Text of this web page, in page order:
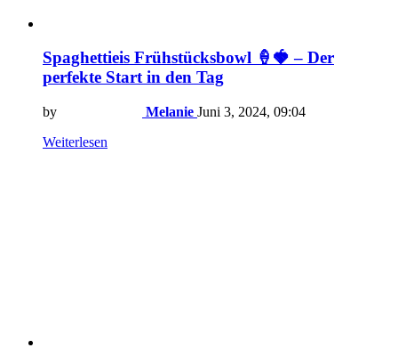
Spaghettieis Frühstücksbowl 🍦🍓 – Der
perfekte Start in den Tag
by Melanie Juni 3, 2024, 09:04
Weiterlesen